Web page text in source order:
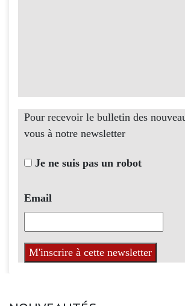
Pour recevoir le bulletin des
vous à notre newsletter
Je ne suis pas un robot
Email